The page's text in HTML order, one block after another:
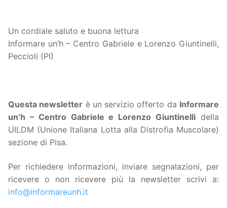
Un cordiale saluto e buona lettura
Informare un’h – Centro Gabriele e Lorenzo Giuntinelli,
Peccioli (PI)
Questa newsletter è un servizio offerto da Informare
un’h – Centro Gabriele e Lorenzo Giuntinelli della
UILDM (Unione Italiana Lotta alla Distrofia Muscolare)
sezione di Pisa.
Per richiedere informazioni, inviare segnalazioni, per
ricevere o non ricevere più la newsletter scrivi a:
info@informareunh.it